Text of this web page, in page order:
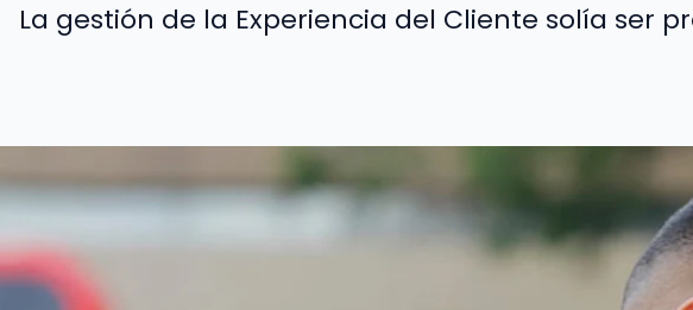
La gestión de la Experiencia del Cliente solía ser